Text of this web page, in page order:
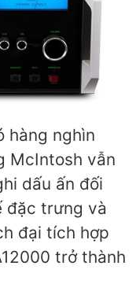
hàng nghìn
McIntosh vẫn
dấu ấn đối
đặc trưng và
đại tích hợp
trở thành